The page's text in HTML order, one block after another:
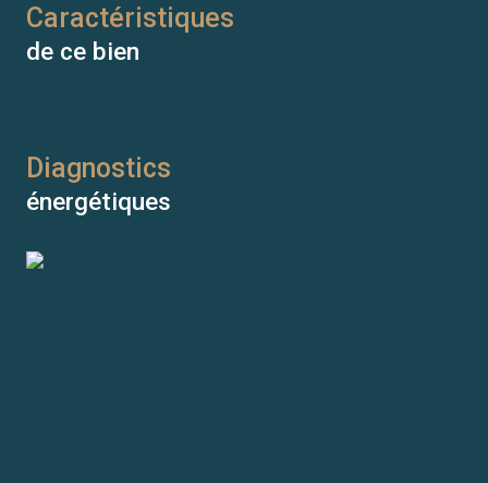
Caractéristiques
de ce bien
Diagnostics
énergétiques